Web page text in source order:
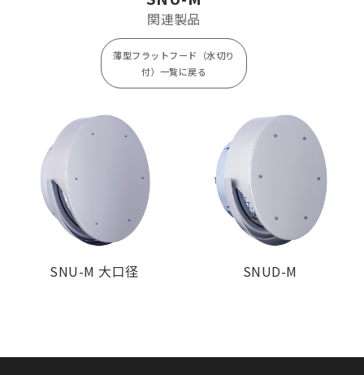
¥ 6,700
¥ 9,100
SNU150M
¥ 9,300
¥ 2,600
¥ 13,800
SNU200M
¥ 3,300
SNU250M
¥ 38,900
¥ 5,500
SNU300M
¥ 55,500 ¥ 7,500
関連製品
薄型フラットフード（水切り
付）一覧に戻る
SNU-M 大口径 SNUD-M